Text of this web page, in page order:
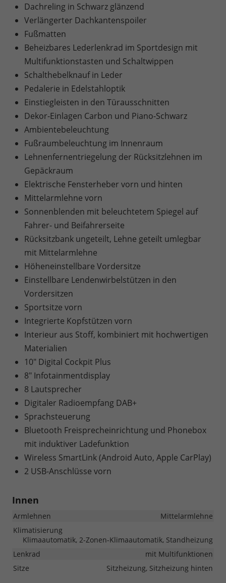
Dachreling in Schwarz glänzend
Verlängerter Dachkantenspoiler
Fußmatten
Beheizbares Lederlenkrad im Sportdesign mit
Multifunktionstasten und Schaltwippen
Schalthebelknauf in Leder
Pedalerie in Edelstahloptik
Einstiegleisten in den Türausschnitten
Dekor-Einlagen Carbon und Piano-Schwarz
Ambientebeleuchtung
Fußraumbeleuchtung im Innenraum
Lehnenfernentriegelung der Rücksitzlehnen im
Gepäckraum
Elektrische Fensterheber vorn und hinten
Mittelarmlehne vorn
Sonnenblenden mit beleuchtetem Spiegel auf
Fahrer- und Beifahrerseite
Rücksitzbank ungeteilt, Lehne geteilt umlegbar
mit Mittelarmlehne
Höheneinstellbare Vordersitze
Einstellbare Lendenwirbelstützen in den
Vordersitzen
Sportsitze vorn
Integrierte Kopfstützen vorn
Interieur aus Stoff, kombiniert mit hochwertigen
Materialien
10" Digital Cockpit Plus
8" Infotainmentdisplay
8 Lautsprecher
Digitaler Radioempfang DAB+
Sprachsteuerung
Bluetooth Freisprecheinrichtung und Phonebox
mit induktiver Ladefunktion
Wireless SmartLink (Android Auto, Apple CarPlay)
2 USB-Anschlüsse vorn
Innen
Armlehnen
Mittelarmlehne
Klimatisierung
Klimaautomatik, 2-Zonen-Klimaautomatik, Standheizung
Lenkrad
mit Multifunktionen
Sitze
Sitzheizung, Sitzheizung hinten